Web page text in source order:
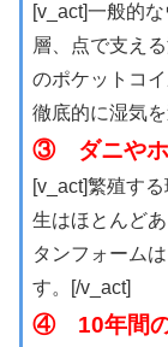
[v_act]一般的
層、点で支え
のポケットコ
徹底的に湿気
③ ダニやホ
[v_act]繁殖す
生はほとんど
タンフォーム
す。[/v_act]
④ 10年間の